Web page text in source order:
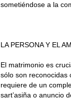
sometiéndose a la
LA PERSONA Y EL
El matrimonio es
sólo son reconocidas
requiere de un
sart’asiña o anuncio